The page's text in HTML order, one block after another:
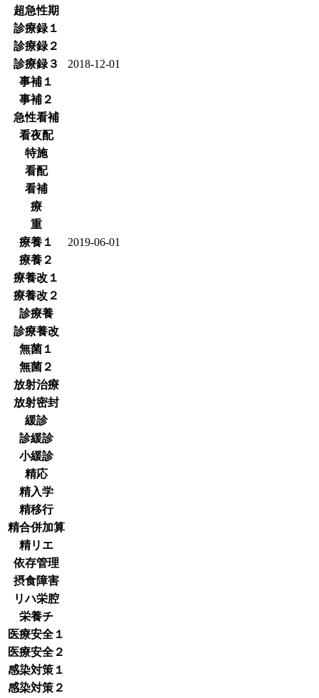
超急性期
診療録１
診療録２
診療録３
2018-12-01
事補１
事補２
急性看補
看夜配
特施
看配
看補
療
重
療養１
2019-06-01
療養２
療養改１
療養改２
診療養
診療養改
無菌１
無菌２
放射治療
放射密封
緩診
診緩診
小緩診
精応
精入学
精移行
精合併加算
精リエ
依存管理
摂食障害
リハ栄腔
栄養チ
医療安全１
医療安全２
感染対策１
感染対策２